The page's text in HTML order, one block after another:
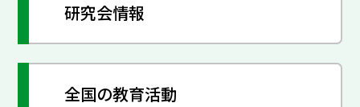
研究会情報
全国の教育活動